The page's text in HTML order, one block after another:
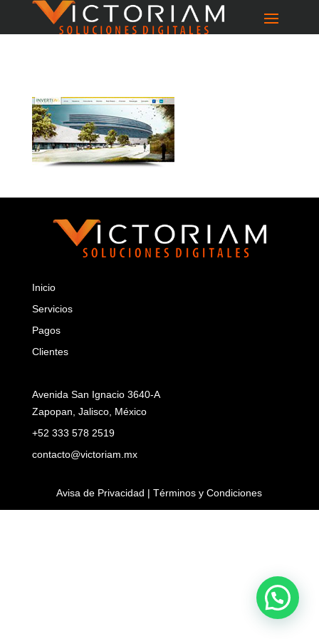
Inicio
Servicios
Pagos
Clientes
Avenida San Ignacio 3640-A
Zapopan, Jalisco, México
+52 333 578 2519
contacto@victoriam.mx
Avisa de Privacidad | Términos y Condiciones